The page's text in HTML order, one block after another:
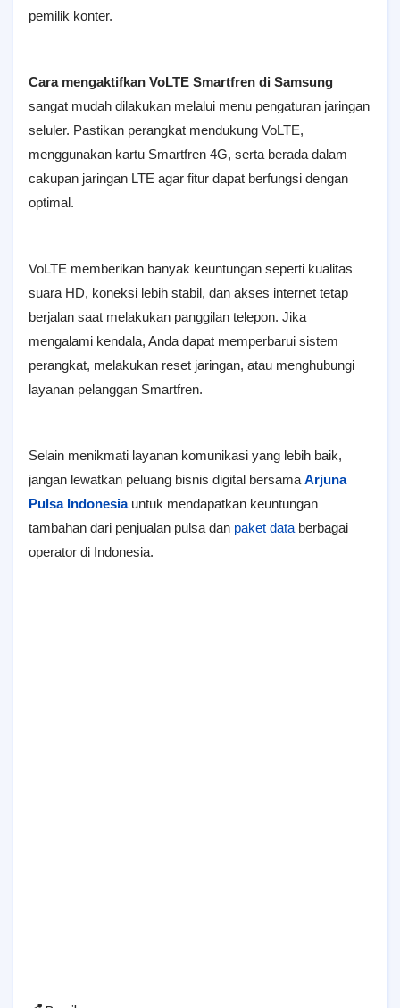
pemilik konter.
Cara mengaktifkan VoLTE Smartfren di Samsung
sangat mudah dilakukan melalui menu pengaturan jaringan
seluler. Pastikan perangkat mendukung VoLTE,
menggunakan kartu Smartfren 4G, serta berada dalam
cakupan jaringan LTE agar fitur dapat berfungsi dengan
optimal.
VoLTE memberikan banyak keuntungan seperti kualitas
suara HD, koneksi lebih stabil, dan akses internet tetap
berjalan saat melakukan panggilan telepon. Jika
mengalami kendala, Anda dapat memperbarui sistem
perangkat, melakukan reset jaringan, atau menghubungi
layanan pelanggan Smartfren.
Selain menikmati layanan komunikasi yang lebih baik,
jangan lewatkan peluang bisnis digital bersama Arjuna
Pulsa Indonesiauntuk mendapatkan keuntungan
tambahan dari penjualan pulsa dan paket data berbagai
operator di Indonesia.